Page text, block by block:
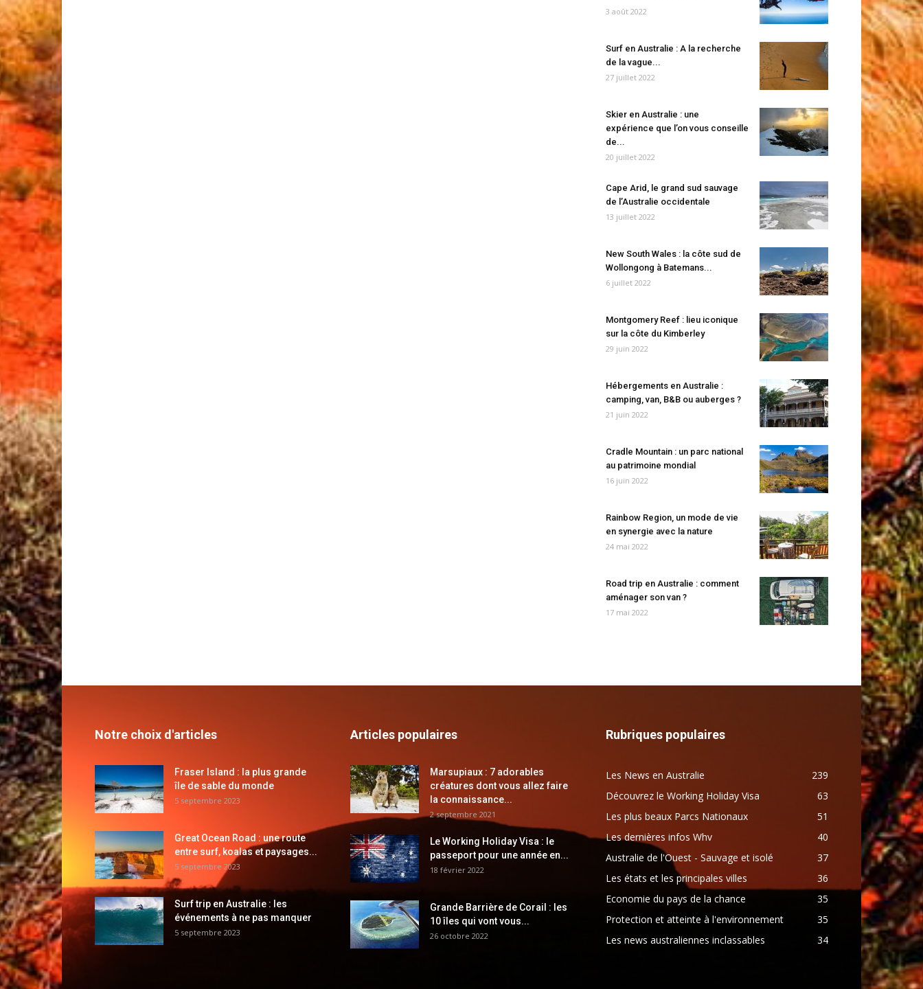
3 août 2022
Surf en Australie : A la recherche
de la vague...
27 juillet 2022
Skier en Australie : une
expérience que l’on vous conseille
de...
20 juillet 2022
Cape Arid, le grand sud sauvage
de l’Australie occidentale
13 juillet 2022
New South Wales : la côte sud de
Wollongong à Batemans...
6 juillet 2022
Montgomery Reef : lieu iconique
sur la côte du Kimberley
29 juin 2022
Hébergements en Australie :
camping, van, B&B ou auberges ?
21 juin 2022
Cradle Mountain : un parc national
au patrimoine mondial
16 juin 2022
Rainbow Region, un mode de vie
en synergie avec la nature
24 mai 2022
Road trip en Australie : comment
aménager son van ?
17 mai 2022
Notre choix d'articles
Fraser Island : la plus grande
île de sable du monde
5 septembre 2023
Great Ocean Road : une route
entre surf, koalas et paysages...
5 septembre 2023
Surf trip en Australie : les
événements à ne pas manquer
5 septembre 2023
Articles populaires
Marsupiaux : 7 adorables
créatures dont vous allez faire
la connaissance...
2 septembre 2021
Le Working Holiday Visa : le
passeport pour une année en...
18 février 2022
Grande Barrière de Corail : les
10 îles qui vont vous...
26 octobre 2022
Rubriques populaires
Les News en Australie
239
Découvrez le Working Holiday Visa
63
Les plus beaux Parcs Nationaux
51
Les dernières infos Whv
40
Australie de l'Ouest - Sauvage et isolé
37
Les états et les principales villes
36
Economie du pays de la chance
35
Protection et atteinte à l'environnement
35
Les news australiennes inclassables
34